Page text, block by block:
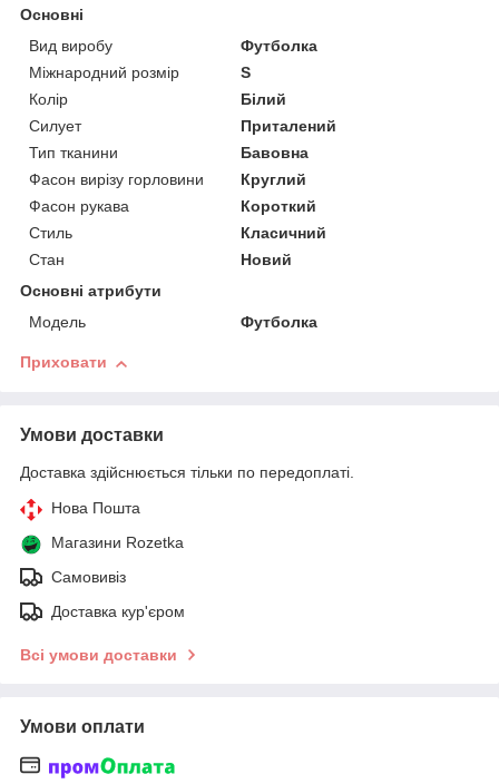
Основні
Вид виробу
Футболка
Міжнародний розмір
S
Колір
Білий
Силует
Приталений
Тип тканини
Бавовна
Фасон вирізу горловини
Круглий
Фасон рукава
Короткий
Стиль
Класичний
Стан
Новий
Основні атрибути
Модель
Футболка
Приховати
Умови доставки
Доставка здійснюється тільки по передоплаті.
Нова Пошта
Магазини Rozetka
Самовивіз
Доставка кур'єром
Всі умови доставки
Умови оплати